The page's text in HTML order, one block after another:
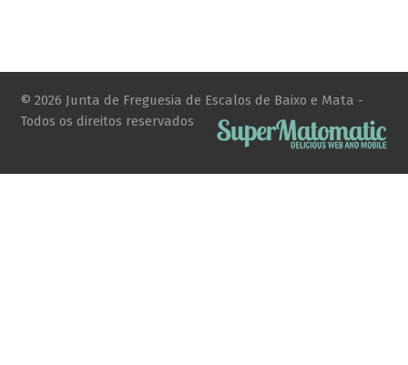
© 2026 Junta de Freguesia de Escalos de Baixo e Mata -
Todos os direitos reservados